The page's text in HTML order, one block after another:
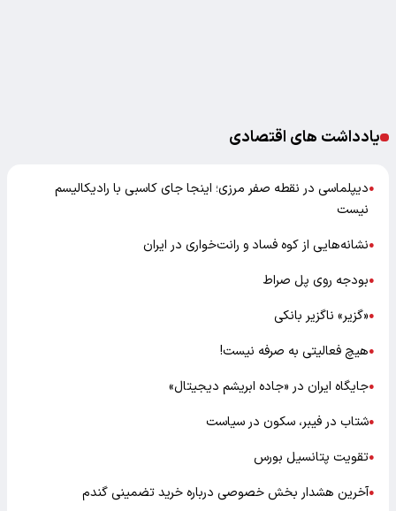
یادداشت های اقتصادی
●دیپلماسی در نقطه صفر مرزی؛ اینجا جای کاسبی با رادیکالیسم
نیست
●نشانه‌هایی از کوه فساد و رانت‌خواری در ایران
●بودجه روی پل صراط
●«گزیر» ناگزیر بانکی
●هیچ فعالیتی به صرفه نیست!
●جایگاه ایران در «جاده ابریشم دیجیتال»
●شتاب در فیبر، سکون در سیاست
●تقویت پتانسیل بورس
●آخرین هشدار بخش خصوصی درباره خرید تضمینی گندم